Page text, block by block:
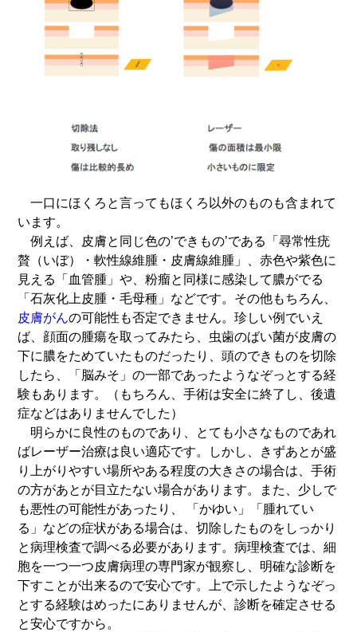
一口にほくろと言ってもほくろ以外のものも含まれて
います。
例えば、皮膚と同じ色の’できもの’である「尋常性疣
贅（いぼ）・軟性線維腫・皮膚線維腫」、赤色や紫色に
見える「血管腫」や、粉瘤と同様に感染して膿がでる
「石灰化上皮腫・毛母種」などです。その他もちろん、
皮膚がんの可能性も否定できません。珍しい例でいえ
ば、顔面の腫瘍を取ってみたら、虫歯のばい菌が皮膚の
下に膿をためていたものだったり、頭のできものを切除
したら、「脳みそ」の一部であったようなぞっとする経
験もあります。（もちろん、手術は安全に終了し、後遺
症などはありませんでした）
明らかに良性のものであり、とても小さなものであれ
ばレーザー治療は良い適応です。しかし、きずあとが盛
り上がりやすい場所やある程度の大きさの場合は、手術
の方があとが目立たない場合があります。また、少しで
も悪性の可能性があったり、 「かゆい」「腫れてい
る」などの症状がある場合は、切除したものをしっかり
と病理検査で調べる必要があります。病理検査では、細
胞を一つ一つ皮膚病理の専門家が観察し、明確な診断を
下すことが出来るので安心です。上で示したようなぞっ
とする経験はめったにありませんが、診断を確定させる
と安心ですから。